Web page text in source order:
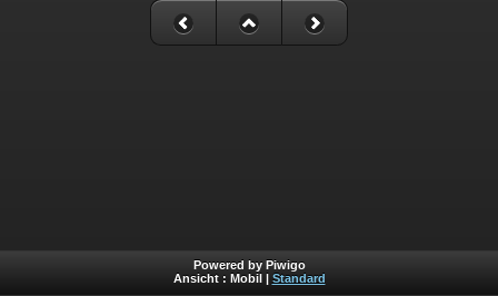
Powered by Piwigo
Ansicht : Mobil Standard